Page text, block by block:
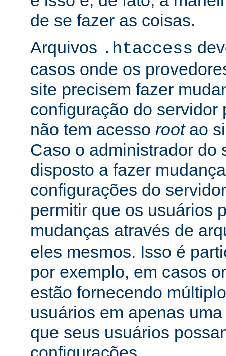
de se fazer as coisas.
Arquivos .htaccess
casos onde os
site precisem fazer
configuração do servidor
não tem acesso rootao
Caso o administrador do
disposto a fazer
configurações do
permitir que os usuários
mudanças através de
eles mesmos. Isso é
por exemplo, em casos
estão fornecendo
usuários em apenas
que seus usuários